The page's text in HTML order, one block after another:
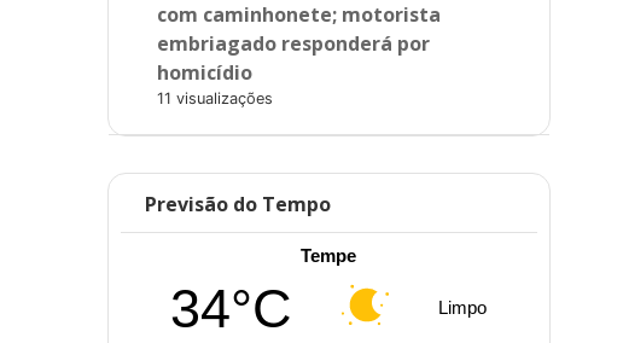
com caminhonete; motorista
embriagado responderá por
homicídio
11 visualizações
Previsão do Tempo
Tempe
34°C Limpo